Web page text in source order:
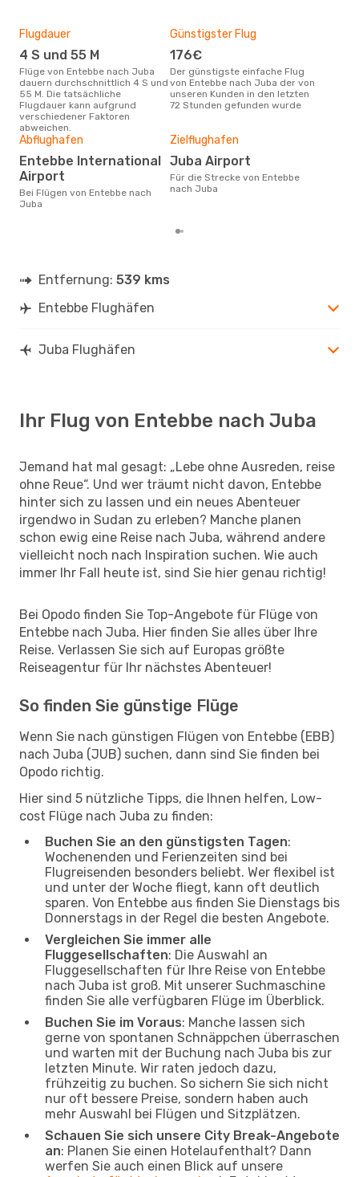
Flugdauer
4 S und 55 M
Flüge von Entebbe nach Juba
dauern durchschnittlich 4 S und
55 M. Die tatsächliche
Flugdauer kann aufgrund
verschiedener Faktoren
abweichen.
Günstigster Flug
176€
Der günstigste einfache Flug
von Entebbe nach Juba der von
unseren Kunden in den letzten
72 Stunden gefunden wurde
Abflughafen
Entebbe International
Airport
Bei Flügen von Entebbe nach
Juba
Zielflughafen
Juba Airport
Für die Strecke von Entebbe
nach Juba
Entfernung: 539 kms
Entebbe Flughäfen
Juba Flughäfen
Ihr Flug von Entebbe nach Juba
Jemand hat mal gesagt: „Lebe ohne Ausreden, reise
ohne Reue“. Und wer träumt nicht davon, Entebbe
hinter sich zu lassen und ein neues Abenteuer
irgendwo in Sudan zu erleben? Manche planen
schon ewig eine Reise nach Juba, während andere
vielleicht noch nach Inspiration suchen. Wie auch
immer Ihr Fall heute ist, sind Sie hier genau richtig!
Bei Opodo finden Sie Top-Angebote für Flüge von
Entebbe nach Juba. Hier finden Sie alles über Ihre
Reise. Verlassen Sie sich auf Europas größte
Reiseagentur für Ihr nächstes Abenteuer!
So finden Sie günstige Flüge
Wenn Sie nach günstigen Flügen von Entebbe (EBB)
nach Juba (JUB) suchen, dann sind Sie finden bei
Opodo richtig.
Hier sind 5 nützliche Tipps, die Ihnen helfen, Low-
cost Flüge nach Juba zu finden:
Buchen Sie an den günstigsten Tagen:
Wochenenden und Ferienzeiten sind bei
Flugreisenden besonders beliebt. Wer flexibel ist
und unter der Woche fliegt, kann oft deutlich
sparen. Von Entebbe aus finden Sie Dienstags bis
Donnerstags in der Regel die besten Angebote.
Vergleichen Sie immer alle
Fluggesellschaften: Die Auswahl an
Fluggesellschaften für Ihre Reise von Entebbe
nach Juba ist groß. Mit unserer Suchmaschine
finden Sie alle verfügbaren Flüge im Überblick.
Buchen Sie im Voraus: Manche lassen sich
gerne von spontanen Schnäppchen überraschen
und warten mit der Buchung nach Juba bis zur
letzten Minute. Wir raten jedoch dazu,
frühzeitig zu buchen. So sichern Sie sich nicht
nur oft bessere Preise, sondern haben auch
mehr Auswahl bei Flügen und Sitzplätzen.
Schauen Sie sich unsere City Break-Angebote
an: Planen Sie einen Hotelaufenthalt? Dann
werfen Sie auch einen Blick auf unsere